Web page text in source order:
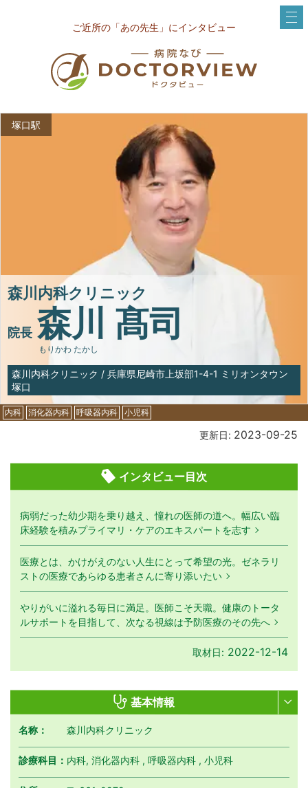
ご近所の「あの先生」にインタビュー
塚口駅
森川内科クリニック
院長 森川 髙司
もりかわ たかし
森川内科クリニック / 兵庫県尼崎市上坂部1-4-1 ミリオンタウン
塚口
内科 消化器内科 呼吸器内科 小児科
更新日: 2023-09-25
インタビュー目次
病弱だった幼少期を乗り越え、憧れの医師の道へ。幅広い臨
床経験を積みプライマリ・ケアのエキスパートを志す
医療とは、かけがえのない人生にとって希望の光。ゼネラリ
ストの医療であらゆる患者さんに寄り添いたい
やりがいに溢れる毎日に満足。医師こそ天職。健康のトータ
ルサポートを目指して、次なる視線は予防医療のその先へ
取材日: 2022-12-14
基本情報
名称： 森川内科クリニック
診療科目： 内科, 消化器内科 , 呼吸器内科 , 小児科